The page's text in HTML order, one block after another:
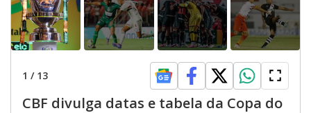
1 / 13
CBF divulga datas e tabela da Copa do